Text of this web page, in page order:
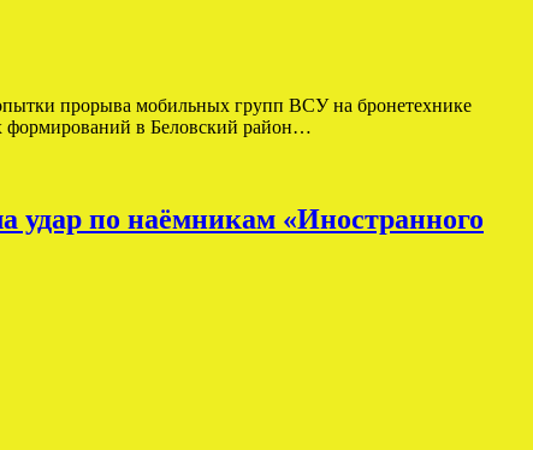
прорыва мобильных групп ВСУ на бронетехнике
формирований в Беловский район…
удар по наёмникам «Иностранного